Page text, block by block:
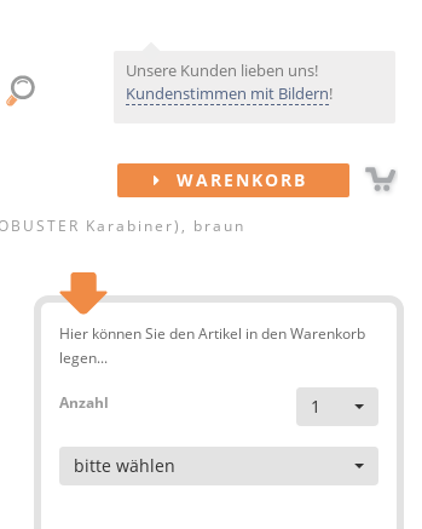
Unsere Kunden lieben uns!
Kundenstimmen mit Bildern!
WARENKORB
Karabiner), braun
Hier können Sie den Artikel in den Warenkorb
legen...
Anzahl 1
Artikel
bitte wählen